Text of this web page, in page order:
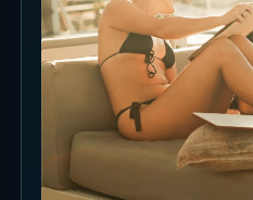
Poolside Lifestyle
Masukkan towel,
daybed untuk foto Mazu